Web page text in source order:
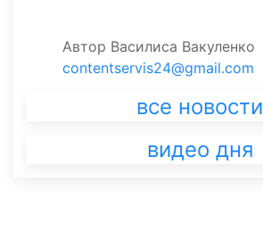
Автор Василиса Вакуленко
contentservis24@gmail.com
все новости
видео дня